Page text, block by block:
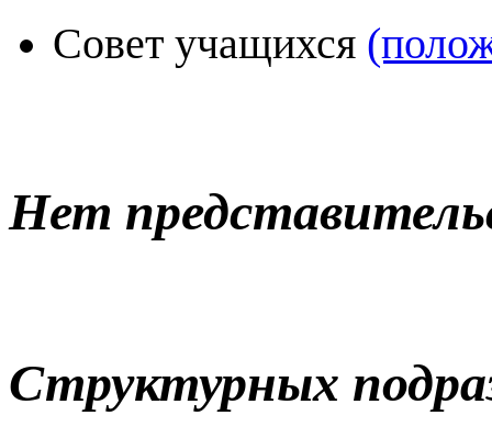
Совет учащихся
Нет
Структурных